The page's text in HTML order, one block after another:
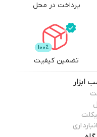
پرداخت در محل
تضمین کیفیت
ابزار